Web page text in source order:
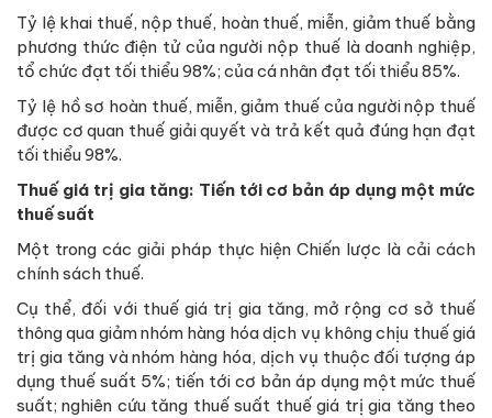
Tỷ lệ khai thuế, nộp thuế, hoàn thuế, miễn, giảm thuế bằng
phương thức điện tử của người nộp thuế là doanh nghiệp,
tổ chức đạt tối thiểu 98%; của cá nhân đạt tối thiểu 85%.
Tỷ lệ hồ sơ hoàn thuế, miễn, giảm thuế của người nộp thuế
được cơ quan thuế giải quyết và trả kết quả đúng hạn đạt
tối thiểu 98%.
Thuế giá trị gia tăng: Tiến tới cơ bản áp dụng một mức
thuế suất
Một trong các giải pháp thực hiện Chiến lược là cải cách
chính sách thuế.
Cụ thể, đối với thuế giá trị gia tăng, mở rộng cơ sở thuế
thông qua giảm nhóm hàng hóa dịch vụ không chịu thuế giá
trị gia tăng và nhóm hàng hóa, dịch vụ thuộc đối tượng áp
dụng thuế suất 5%; tiến tới cơ bản áp dụng một mức thuế
suất; nghiên cứu tăng thuế suất thuế giá trị gia tăng theo